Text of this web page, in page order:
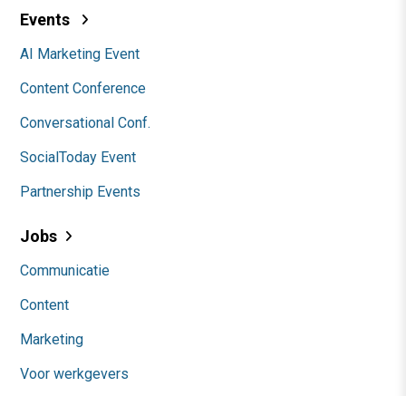
Events
AI Marketing Event
Content Conference
Conversational Conf.
SocialToday Event
Partnership Events
Jobs
Communicatie
Content
Marketing
Voor werkgevers